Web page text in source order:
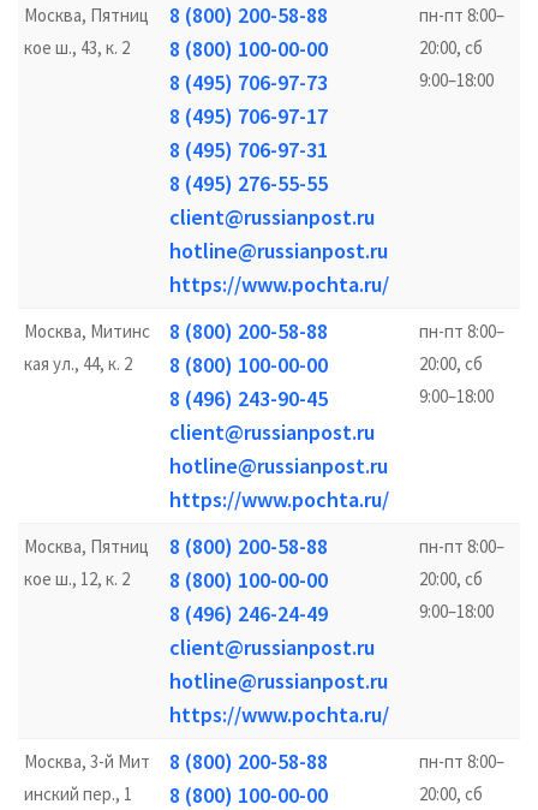
Москва, Пятниц
кое ш., 43, к. 2
8 (800) 200-58-88
8 (800) 100-00-00
8 (495) 706-97-73
8 (495) 706-97-17
8 (495) 706-97-31
8 (495) 276-55-55
client@russianpost.ru
hotline@russianpost.ru
https://www.pochta.ru/
пн-пт 8:00–
20:00, сб
9:00–18:00
Москва, Митинс
кая ул., 44, к. 2
8 (800) 200-58-88
8 (800) 100-00-00
8 (496) 243-90-45
client@russianpost.ru
hotline@russianpost.ru
https://www.pochta.ru/
пн-пт 8:00–
20:00, сб
9:00–18:00
Москва, Пятниц
кое ш., 12, к. 2
8 (800) 200-58-88
8 (800) 100-00-00
8 (496) 246-24-49
client@russianpost.ru
hotline@russianpost.ru
https://www.pochta.ru/
пн-пт 8:00–
20:00, сб
9:00–18:00
Москва, 3-й Мит
инский пер., 1
8 (800) 200-58-88
8 (800) 100-00-00
пн-пт 8:00–
20:00, сб